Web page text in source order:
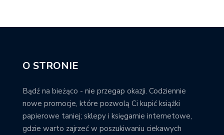
O STRONIE
Bądź na bieżąco - nie przegap okazji. Codziennie
nowe promocje, które pozwolą Ci kupić książki
papierowe taniej; sklepy i księgarnie internetowe,
gdzie warto zajrzeć w poszukiwaniu ciekawych